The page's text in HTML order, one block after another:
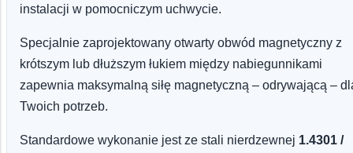
instalacji w pomocniczym uchwycie.
Specjalnie zaprojektowany otwarty obwód magnetyczny z
krótszym lub dłuższym łukiem między nabiegunnikami
zapewnia maksymalną siłę magnetyczną – odrywającą –
Twoich potrzeb.
Standardowe wykonanie jest ze stali nierdzewnej 1.4301 /